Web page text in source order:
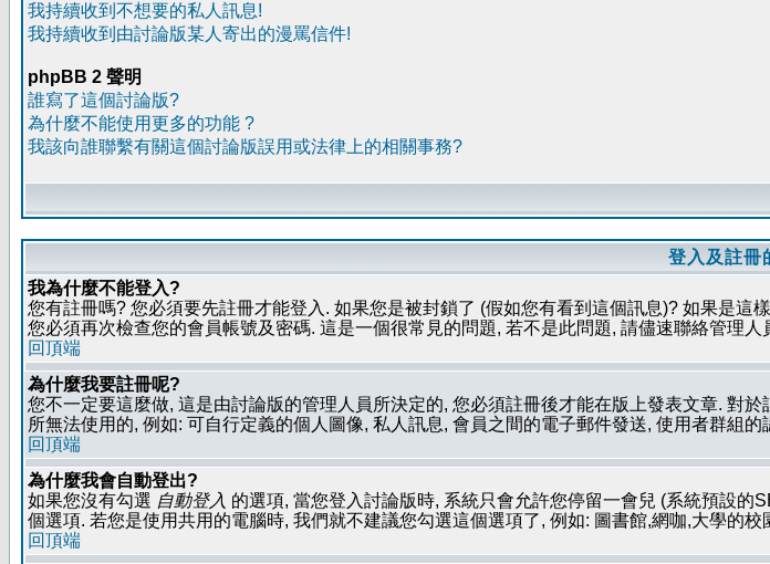
我持續收到不想要的私人訊息!
我持續收到由討論版某人寄出的漫罵信件!
phpBB 2 聲明
誰寫了這個討論版?
為什麼不能使用更多的功能 ?
我該向誰聯繫有關這個討論版誤用或法律上的相關事務?
登入及註冊
我為什麼不能登入?
您有註冊嗎? 您必須要先註冊才能登入. 如果您是被封鎖了 (假如您有看到這個訊息)? 如果是
您必須再次檢查您的會員帳號及密碼. 這是一個很常見的問題, 若不是此問題, 請儘速聯絡管理
回頂端
為什麼我要註冊呢?
您不一定要這麼做, 這是由討論版的管理人員所決定的, 您必須註冊後才能在版上發表文章. 對
所無法使用的, 例如: 可自行定義的個人圖像, 私人訊息, 會員之間的電子郵件發送, 使用者群組
回頂端
為什麼我會自動登出?
如果您沒有勾選 自動登入 的選項, 當您登入討論版時, 系統只會允許您停留一會兒 (系統預設
個選項. 若您是使用共用的電腦時, 我們就不建議您勾選這個選項了, 例如: 圖書館,網咖,大學的校
回頂端